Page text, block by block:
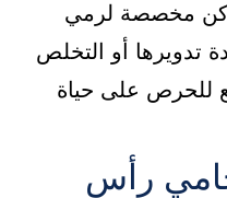
مخصصة لرمي
تدويرها أو التخلص
للحرص على حياة
رأس